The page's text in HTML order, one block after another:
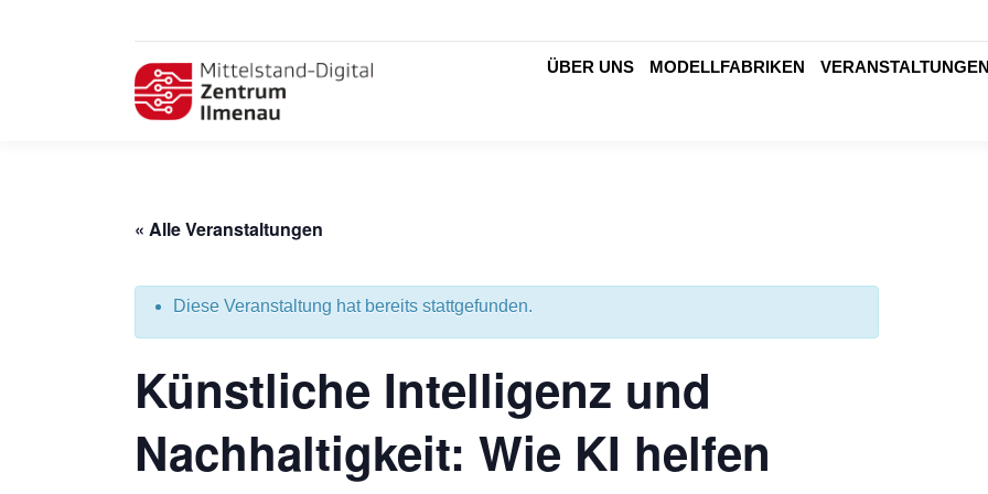
ÜBER UNS MODELLFABRIKEN VERANSTALTUNGEN
« Alle Veranstaltungen
Diese Veranstaltung hat bereits stattgefunden.
Künstliche Intelligenz und
Nachhaltigkeit: Wie KI helfen